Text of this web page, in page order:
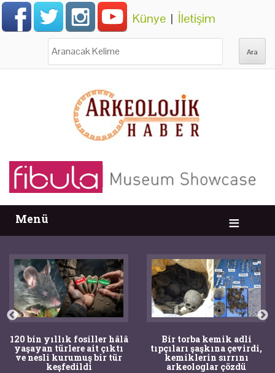
Künye | İletişim
Menü
120 bin yıllık fosiller hâlâ
yaşayan türlere ait çıktı
ve nesli kurumuş bir tür
keşfedildi
Bir torba kemik adli
tıpçıları şaşkına çevirdi,
kemiklerin sırrını
arkeologlar çözdü